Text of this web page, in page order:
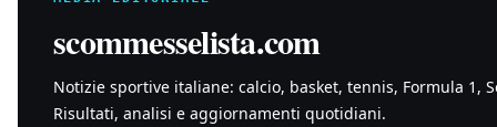
scommesselista.com
Notizie sportive italiane: calcio, basket, tennis, Formula 1,
Risultati, analisi e aggiornamenti quotidiani.